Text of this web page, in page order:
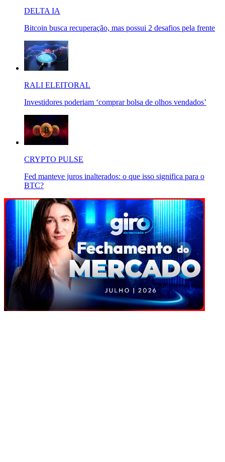
DELTA IA
Bitcoin busca recuperação, mas possui 2 desafios pela frente
RALI ELEITORAL
Investidores poderiam ‘comprar bolsa de olhos vendados’
CRYPTO PULSE
Fed manteve juros inalterados: o que isso significa para o
BTC?